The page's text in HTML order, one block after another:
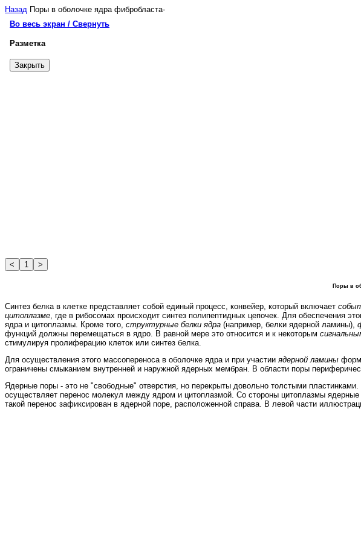
Назад Поры в оболочке ядра фибробласта-
Поры в
Синтез белка в клетке представляет собой единый процесс, конвейер, который включает
цитоплазме , где в рибосомах происходит синтез полипептидных цепочек. Для обеспечения
ядра и цитоплазмы. Кроме того, структурные белки ядра (например, белки ядерной ламины),
функций должны перемещаться в ядро. В равной мере это относится и к некоторым
стимулируя пролиферацию клеток или синтез белка.
Для осуществления этого массопереноса в оболочке ядра и при участии ядерной ламины
ограничены смыканием внутренней и наружной ядерных мембран. В области поры
Ядерные поры - это не "свободные" отверстия, но перекрыты довольно толстыми
осуществляет перенос молекул между ядром и цитоплазмой. Со стороны цитоплазмы
такой перенос зафиксирован в ядерной поре, расположенной справа. В левой части